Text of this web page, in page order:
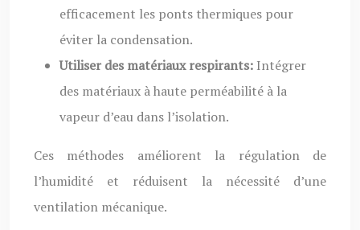
efficacement les ponts thermiques pour
éviter la condensation.
Utiliser des matériaux respirants: Intégrer
des matériaux à haute perméabilité à la
vapeur d’eau dans l’isolation.
Ces méthodes améliorent la régulation de
l’humidité et réduisent la nécessité d’une
ventilation mécanique.